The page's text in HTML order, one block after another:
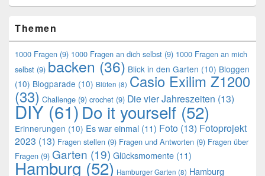
Themen
1000 Fragen (9) 1000 Fragen an dich selbst (9) 1000 Fragen an mich
selbst (9) backen (36) Blick in den Garten (10) Bloggen
(10) Blogparade (10) Blüten (8) Casio Exilim Z1200
(33) Challenge (9) crochet (9) Die vier Jahreszeiten (13)
DIY (61)Do it yourself (52)
Erinnerungen (10) Es war einmal (11) Foto (13) Fotoprojekt
2023 (13) Fragen stellen (9) Fragen und Antworten (9) Fragen über
Fragen (9) Garten (19) Glücksmomente (11)
Hamburg (52) Hamburger Garten (8) Hamburg